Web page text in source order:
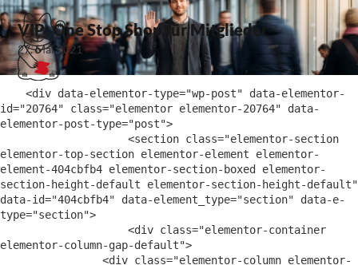
VIP: One Stop Shop für Mitglieder
27. Mai 2021
id="20764" class="elementor elementor-20764" data-
elementor-post-type="post">
elementor-top-section elementor-element elementor-
element-404cbfb4 elementor-section-boxed elementor-
section-height-default elementor-section-height-default"
data-id="404cbfb4" data-element_type="section" data-e-
type="section">
elementor-column-gap-default">